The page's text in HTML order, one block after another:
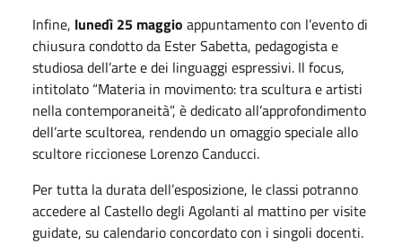
Infine, lunedì 25 maggio appuntamento con l’evento di
chiusura condotto da Ester Sabetta, pedagogista e
studiosa dell’arte e dei linguaggi espressivi. Il focus,
intitolato “Materia in movimento: tra scultura e artisti
nella contemporaneità”, è dedicato all’approfondimento
dell’arte scultorea, rendendo un omaggio speciale allo
scultore riccionese Lorenzo Canducci.
Per tutta la durata dell’esposizione, le classi potranno
accedere al Castello degli Agolanti al mattino per visite
guidate, su calendario concordato con i singoli docenti.